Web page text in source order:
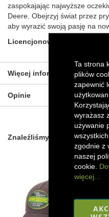
Ta strona
plików
zapewnić
wyrażasz
używanie
zgodnie z
naszej
cookie.
więcej...
zaspokajając najwyższe
Deere. Obejrzyj świat przez
aby wyrazić swoją pasję na
Licencjonowany produkt
Więcej informacji
Opinie
Znaleźliśmy inne produkty,